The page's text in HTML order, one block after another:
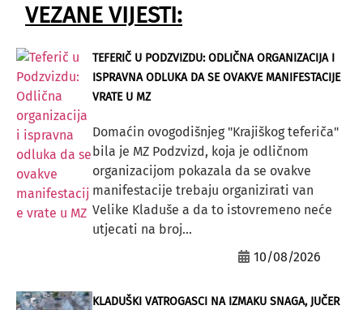
VEZANE VIJESTI:
TEFERIČ U PODZVIZDU: ODLIČNA ORGANIZACIJA I
ISPRAVNA ODLUKA DA SE OVAKVE MANIFESTACIJE
VRATE U MZ
Domaćin ovogodišnjeg "Krajiškog teferiča"
bila je MZ Podzvizd, koja je odličnom
organizacijom pokazala da se ovakve
manifestacije trebaju organizirati van
Velike Kladuše a da to istovremeno neće
utjecati na broj...
10/08/2026
KLADUŠKI VATROGASCI NA IZMAKU SNAGA, JUČER